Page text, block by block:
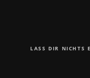
LASS DIR NICHTS